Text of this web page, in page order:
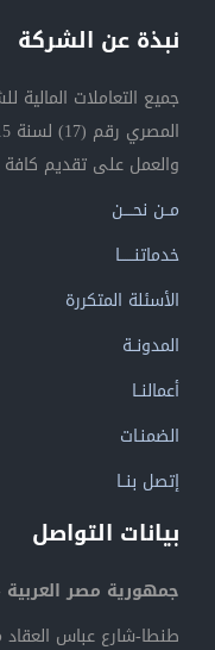
نبذة عن الشركة
جميع التعاملات المالية
والعمل على تقديم
مــن نحــــن
خدماتنــــــا
الأسئلة المتكررة
المدونــة
أعمالنــا
الضمنـات
إتصل بنــا
بيانات التواصل
جمهورية مصر العربية
طنطا-شارع عباس العقاد